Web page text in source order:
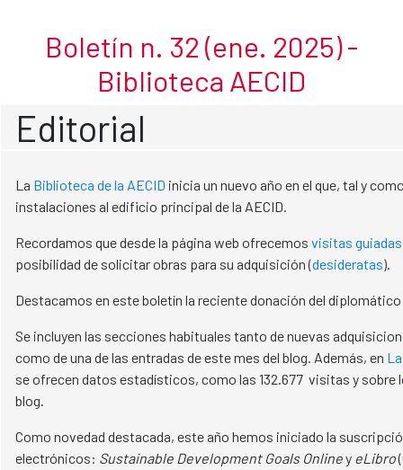
Boletín n. 32 (ene. 2025) -
Biblioteca AECID
Editorial
La Biblioteca de la AECID inicia un nuevo año en el que, tal y
instalaciones al edificio principal de la AECID.
Recordamos que desde la página web ofrecemos visitas guiadas
posibilidad de solicitar obras para su adquisición (desideratas).
Destacamos en este boletín la reciente donación del diplomático
Se incluyen las secciones habituales tanto de nuevas
como de una de las entradas de este mes del blog. Además, en
se ofrecen datos estadísticos, como las 132.677 visitas y sobre
blog.
Como novedad destacada, este año hemos iniciado la
electrónicos: Sustainable Development Goals Onliney eLibro